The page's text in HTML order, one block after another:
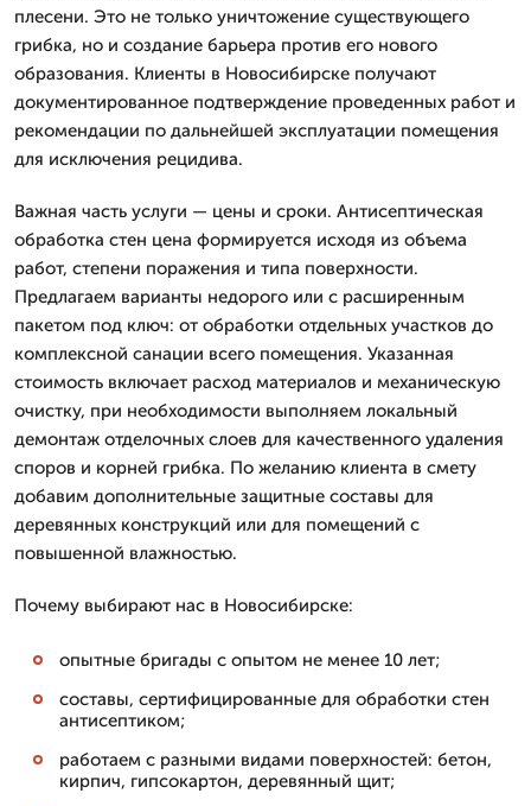
плесени. Это не только уничтожение существующего
грибка, но и создание барьера против его нового
образования. Клиенты в Новосибирске получают
документированное подтверждение проведенных работ и
рекомендации по дальнейшей эксплуатации помещения
для исключения рецидива.
Важная часть услуги — цены и сроки. Антисептическая
обработка стен цена формируется исходя из объема
работ, степени поражения и типа поверхности.
Предлагаем варианты недорого или с расширенным
пакетом под ключ: от обработки отдельных участков до
комплексной санации всего помещения. Указанная
стоимость включает расход материалов и механическую
очистку, при необходимости выполняем локальный
демонтаж отделочных слоев для качественного удаления
споров и корней грибка. По желанию клиента в смету
добавим дополнительные защитные составы для
деревянных конструкций или для помещений с
повышенной влажностью.
Почему выбирают нас в Новосибирске:
опытные бригады с опытом не менее 10 лет;
составы, сертифицированные для обработки стен
антисептиком;
работаем с разными видами поверхностей: бетон,
кирпич, гипсокартон, деревянный щит;